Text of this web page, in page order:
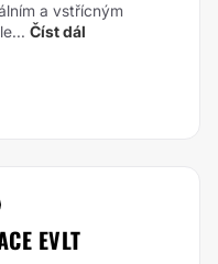
a vstřícným
Číst dál
EVLT